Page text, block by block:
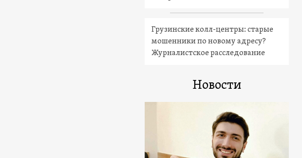
Грузинские колл-центры: старые
мошенники по новому адресу?
Журналистское расследование
Новости